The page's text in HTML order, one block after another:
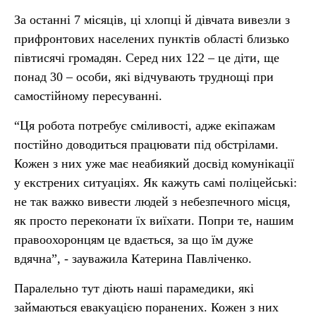
За останні 7 місяців, ці хлопці й дівчата вивезли з
прифронтових населених пунктів області близько
півтисячі громадян. Серед них 122 – це діти, ще
понад 30 – особи, які відчувають труднощі при
самостійному пересуванні.
“Ця робота потребує сміливості, адже екіпажам
постійно доводиться працювати під обстрілами.
Кожен з них уже має неабиякий досвід комунікації
у екстрених ситуаціях. Як кажуть самі поліцейські:
не так важко вивести людей з небезпечного місця,
як просто переконати їх виїхати. Попри те, нашим
правоохоронцям це вдається, за що їм дуже
вдячна”, - зауважила Катерина Павліченко.
Паралельно тут діють наші парамедики, які
займаються евакуацією поранених. Кожен з них